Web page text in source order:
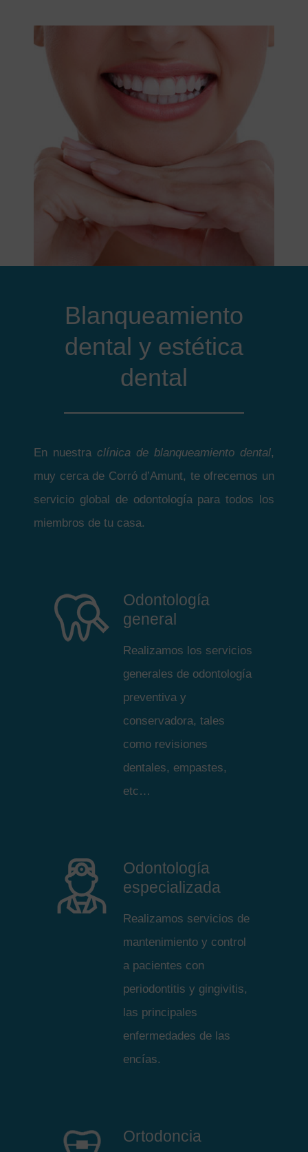
Blanqueamiento
dental y estética
dental
En nuestraclínica de blanqueamiento dental,
muy cerca de Corró d’Amunt, te ofrecemos un
servicio global de odontología para todos los
miembros de tu casa.
Odontología
general
Realizamos los servicios
generales de odontología
preventiva y
conservadora, tales
como revisiones
dentales, empastes,
etc…
Odontología
especializada
Realizamos servicios de
mantenimiento y control
a pacientes con
periodontitis y gingivitis,
las principales
enfermedades de las
encías.
Ortodoncia